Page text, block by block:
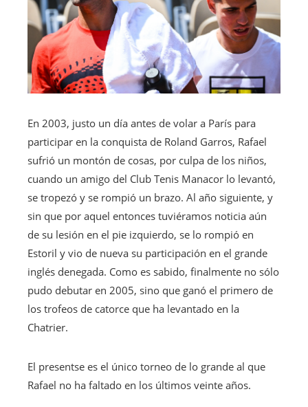
En 2003, justo un día antes de volar a París para
participar en la conquista de Roland Garros, Rafael
sufrió un montón de cosas, por culpa de los niños,
cuando un amigo del Club Tenis Manacor lo levantó,
se tropezó y se rompió un brazo. Al año siguiente, y
sin que por aquel entonces tuviéramos noticia aún
de su lesión en el pie izquierdo, se lo rompió en
Estoril y vio de nueva su participación en el grande
inglés denegada. Como es sabido, finalmente no sólo
pudo debutar en 2005, sino que ganó el primero de
los trofeos de catorce que ha levantado en la
Chatrier.
El presentse es el único torneo de lo grande al que
Rafael no ha faltado en los últimos veinte años.